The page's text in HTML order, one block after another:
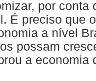
por conta
É preciso que
a nível
possam
a economia